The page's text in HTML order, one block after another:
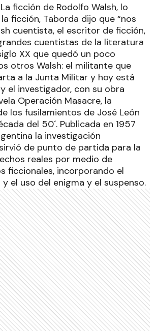
ficción de Rodolfo Walsh, lo
ficción, Taborda dijo que “nos
cuentista, el escritor de ficción,
cuentistas de la literatura
XX que quedó un poco
otros Walsh: el militante que
a la Junta Militar y hoy está
el investigador, con su obra
Operación Masacre, la
los fusilamientos de José León
del 50´. Publicada en 1957
la investigación
de punto de partida para la
reales por medio de
ficcionales, incorporando el
el uso del enigma y el suspenso.